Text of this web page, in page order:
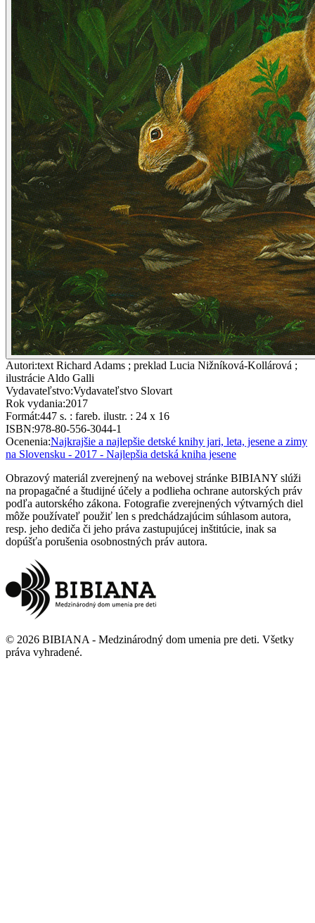
Autori:text Richard Adams ; preklad Lucia Nižníková-Kollárová ;
ilustrácie Aldo Galli
Vydavateľstvo:Vydavateľstvo Slovart
Rok vydania:2017
Formát:447 s. : fareb. ilustr. : 24 x 16
ISBN:978-80-556-3044-1
Ocenenia:Najkrajšie a najlepšie detské knihy jari, leta, jesene a zimy
na Slovensku - 2017 - Najlepšia detská kniha jesene
Obrazový materiál zverejnený na webovej stránke BIBIANY slúži
na propagačné a študijné účely a podlieha ochrane autorských práv
podľa autorského zákona. Fotografie zverejnených výtvarných diel
môže používateľ použiť len s predchádzajúcim súhlasom autora,
resp. jeho dediča či jeho práva zastupujúcej inštitúcie, inak sa
dopúšťa porušenia osobnostných práv autora.
© 2026 BIBIANA - Medzinárodný dom umenia pre deti. Všetky
práva vyhradené.